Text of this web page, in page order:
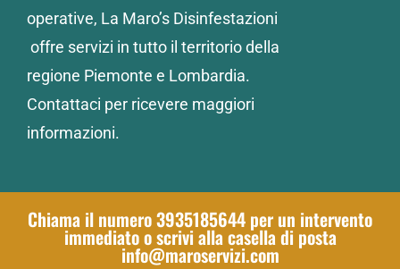
operative, La Maro’s Disinfestazioni
offre servizi in tutto il territorio della
regione Piemonte e Lombardia.
Contattaci per ricevere maggiori
informazioni.
Chiama il numero 3935185644 per un intervento
immediato o scrivi alla casella di posta
info@maroservizi.com